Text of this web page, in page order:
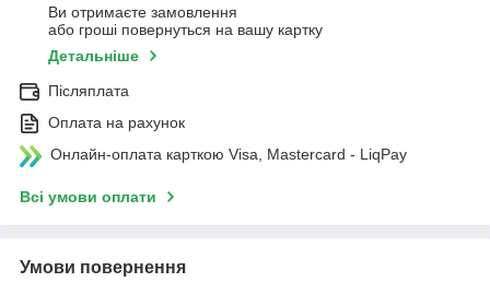
Ви отримаєте замовлення
або гроші повернуться на вашу картку
Детальніше
Післяплата
Оплата на рахунок
Онлайн-оплата карткою Visa, Mastercard - LiqPay
Всі умови оплати
Умови повернення